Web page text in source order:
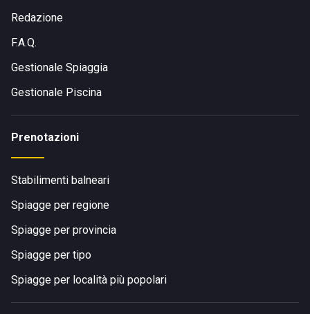
Redazione
F.A.Q.
Gestionale Spiaggia
Gestionale Piscina
Prenotazioni
Stabilimenti balneari
Spiagge per regione
Spiagge per provincia
Spiagge per tipo
Spiagge per località più popolari